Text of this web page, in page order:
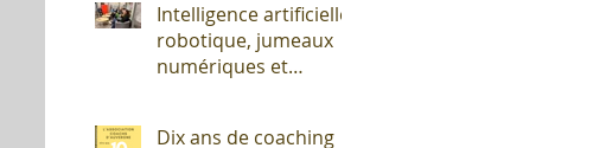
Intelligence artificielle,
robotique, jumeaux
numériques et
Dix ans de coaching